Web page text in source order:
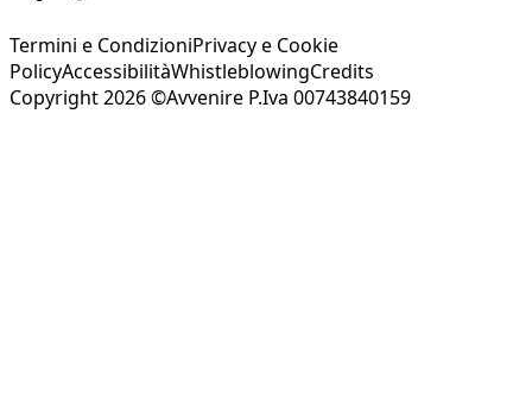
Termini e CondizioniPrivacy e Cookie
PolicyAccessibilitàWhistleblowingCredits
Copyright 2026 ©Avvenire P.Iva 00743840159